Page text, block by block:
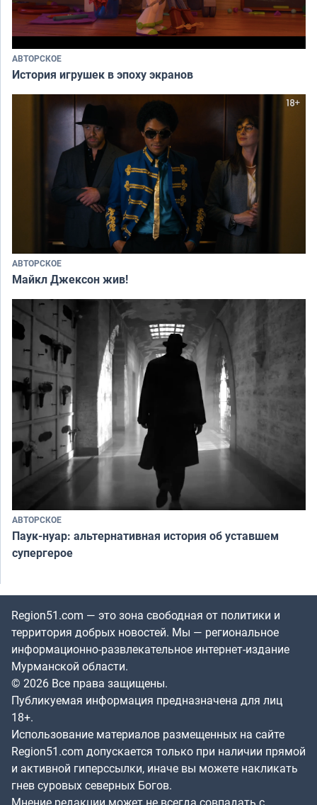
АВТОРСКОЕ
История игрушек в эпоху экранов
АВТОРСКОЕ
Майкл Джексон жив!
АВТОРСКОЕ
Паук-нуар: альтернативная история об уставшем
супергерое
Region51.com — это зона свободная от политики и
территория добрых новостей. Мы — региональное
информационно-развлекательное интернет-издание
Мурманской области.
© 2026 Все права защищены.
Публикуемая информация предназначена для лиц
18+.
Использование материалов размещенных на сайте
Region51.com допускается только при наличии прямой
и активной гиперссылки, иначе вы можете накликать
гнев суровых северных Богов.